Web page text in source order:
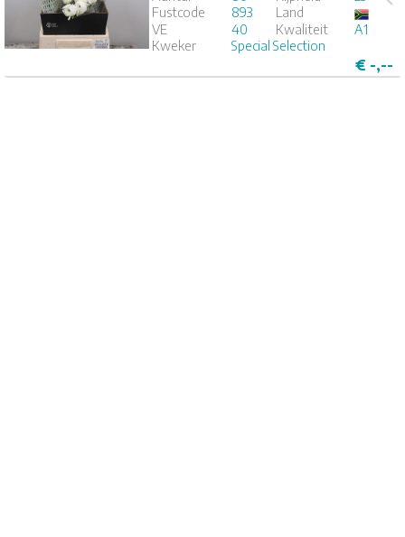
Fustcode
893
Land
VE
40 Kwaliteit
A1
Kweker
Special Selection
€ -,--
4 5